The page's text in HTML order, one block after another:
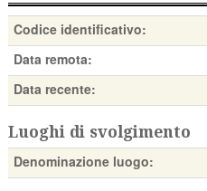
Codice identificativo:
Data remota:
Data recente:
Luoghi di svolgimento
Denominazione luogo: